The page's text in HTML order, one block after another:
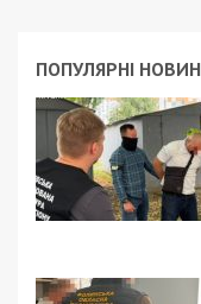
ПОПУЛЯРНІ